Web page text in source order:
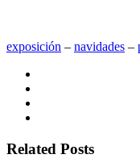
exposición ‒ navidades ‒
Related Posts